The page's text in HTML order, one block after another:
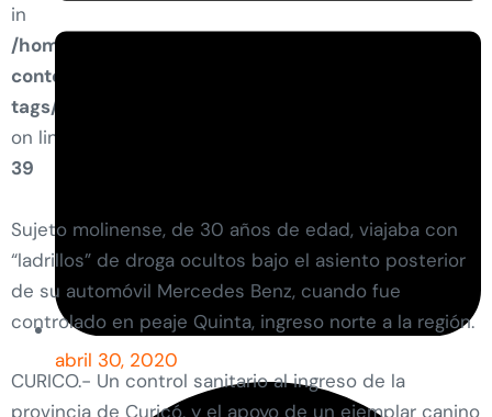
abril 30, 2020
in
/home/condell/public_html/wp-
content/plugins/elementor-pro/modules/dynamic-
tags/tags/post-featured-image.php
on line
39
Sujeto molinense, de 30 años de edad, viajaba con
“ladrillos” de droga ocultos bajo el asiento posterior
de su automóvil Mercedes Benz, cuando fue
controlado en peaje Quinta, ingreso norte a la región.
CURICO.- Un control sanitario al ingreso de la
provincia de Curicó, y el apoyo de un ejemplar canino